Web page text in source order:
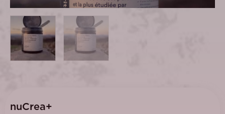
nuCrea+